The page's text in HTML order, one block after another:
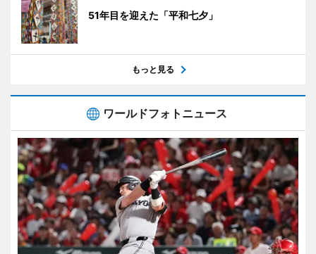
51年目を迎えた「平和七夕」
もっと見る
ワールドフォトニュース